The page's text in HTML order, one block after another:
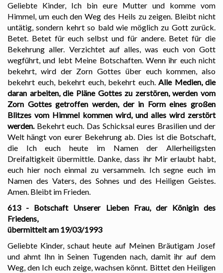
Geliebte Kinder, Ich bin eure Mutter und komme vom
Himmel, um euch den Weg des Heils zu zeigen. Bleibt nicht
untätig, sondern kehrt so bald wie möglich zu Gott zurück.
Betet. Betet für euch selbst und für andere. Betet für die
Bekehrung aller. Verzichtet auf alles, was euch von Gott
wegführt, und lebt Meine Botschaften. Wenn ihr euch nicht
bekehrt, wird der Zorn Gottes über euch kommen, also
bekehrt euch, bekehrt euch, bekehrt euch. Alle Medien, die
daran arbeiten, die Pläne Gottes zu zerstören, werden vom
Zorn Gottes getroffen werden, der in Form eines großen
Blitzes vom Himmel kommen wird, und alles wird zerstört
werden.Bekehrt euch. Das Schicksal eures Brasilien und der
Welt hängt von eurer Bekehrung ab. Dies ist die Botschaft,
die Ich euch heute im Namen der Allerheiligsten
Dreifaltigkeit übermittle. Danke, dass ihr Mir erlaubt habt,
euch hier noch einmal zu versammeln. Ich segne euch im
Namen des Vaters, des Sohnes und des Heiligen Geistes.
Amen. Bleibt im Frieden.
613 - Botschaft Unserer Lieben Frau, der Königin des
Friedens,
übermittelt am 19/03/1993
Geliebte Kinder, schaut heute auf Meinen Bräutigam Josef
und ahmt Ihn in Seinen Tugenden nach, damit ihr auf dem
Weg, den Ich euch zeige, wachsen könnt. Bittet den Heiligen